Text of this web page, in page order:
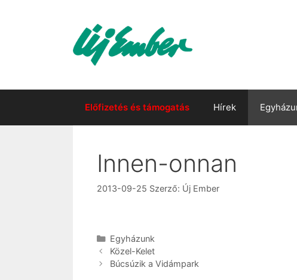
Előfizetés és támogatás Hírek
Innen-onnan
2013-09-25 Szerző: Új Ember
Kategória
Egyházunk
Közel-Kelet
Búcsúzik a Vidámpark